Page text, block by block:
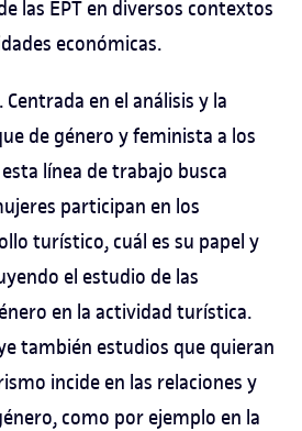
las EPT en diversos contextos
económicas.
en el análisis y la
de género y feminista a los
línea de trabajo busca
participan en los
turístico, cuál es su papel y
el estudio de las
en la actividad turística.
también estudios que quieran
incide en las relaciones y
como por ejemplo en la